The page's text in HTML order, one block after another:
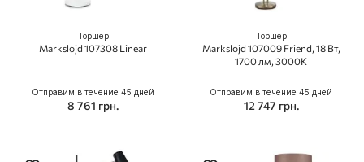
Торшер
Markslojd 107308 Linear
Отправим в течение 45 дней
8 761 грн.
Торшер
Markslojd 107009 Friend, 18 Вт,
1700 лм, 3000K
Отправим в течение 45 дней
12 747 грн.